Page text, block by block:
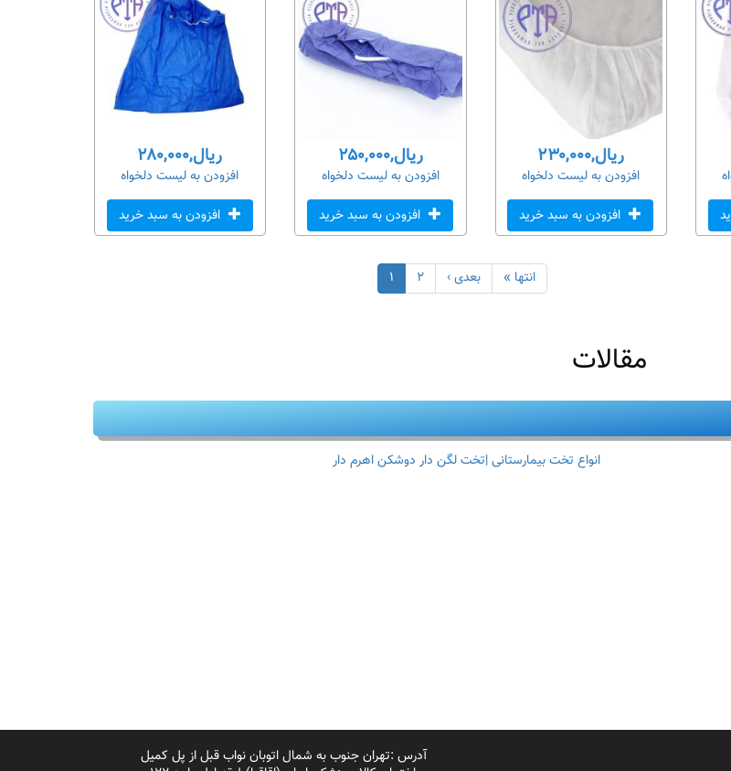
ریال,۲۸۰,۰۰۰
افزودن به لیست دلخواه
افزودن به سبد خرید
ریال,۲۵۰,۰۰۰
افزودن به لیست دلخواه
افزودن به سبد خرید
ریال,۲۳۰,۰۰۰
افزودن به لیست دلخواه
افزودن به سبد خرید
۱ ۲ بعدی › انتها »
مقالات
انواع تخت بیمارستانی |تخت لگن دار دوشکن اهرم دار
آدرس :تهران جنوب به شمال اتوبان نواب قبل از پل کمیل